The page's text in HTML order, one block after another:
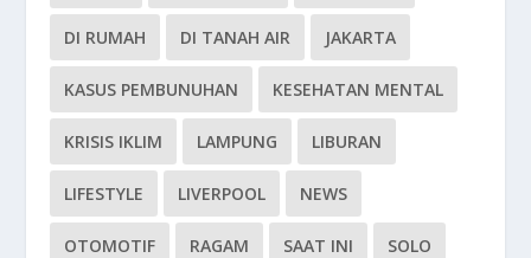
DI RUMAH DI TANAH AIR JAKARTA
KASUS PEMBUNUHAN KESEHATAN MENTAL
KRISIS IKLIM LAMPUNG LIBURAN
LIFESTYLE LIVERPOOL NEWS
OTOMOTIF RAGAM SAAT INI SOLO